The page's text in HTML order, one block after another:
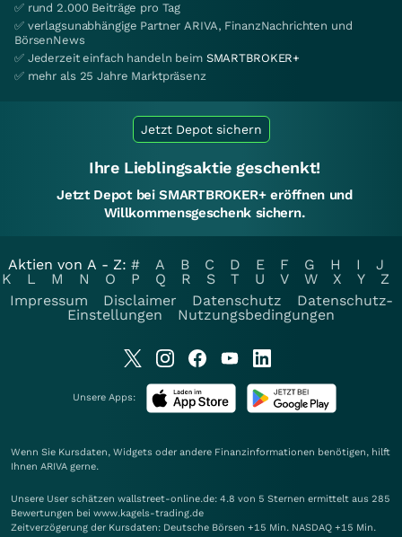
✅ rund 2.000 Beiträge pro Tag
✅ verlagsunabhängige Partner ARIVA, FinanzNachrichten und
BörsenNews
✅ Jederzeit einfach handeln beim SMARTBROKER+
✅ mehr als 25 Jahre Marktpräsenz
Jetzt Depot sichern
Ihre Lieblingsaktie geschenkt!
Jetzt Depot bei SMARTBROKER+ eröffnen und
Willkommensgeschenk sichern.
Aktien von A - Z: # A B C D E F G H I
J
K
L M N O P Q R S T U V W X Y
Z
Impressum
Disclaimer Datenschutz
Datenschutz-
Einstellungen
Nutzungsbedingungen
Unsere Apps:
Wenn Sie Kursdaten, Widgets oder andere Finanzinformationen benötigen, hilft
Ihnen ARIVA gerne.
Unsere User schätzen wallstreet-online.de: 4.8 von 5 Sternen ermittelt aus 285
Bewertungen bei www.kagels-trading.de
Zeitverzögerung der Kursdaten: Deutsche Börsen +15 Min. NASDAQ +15 Min.